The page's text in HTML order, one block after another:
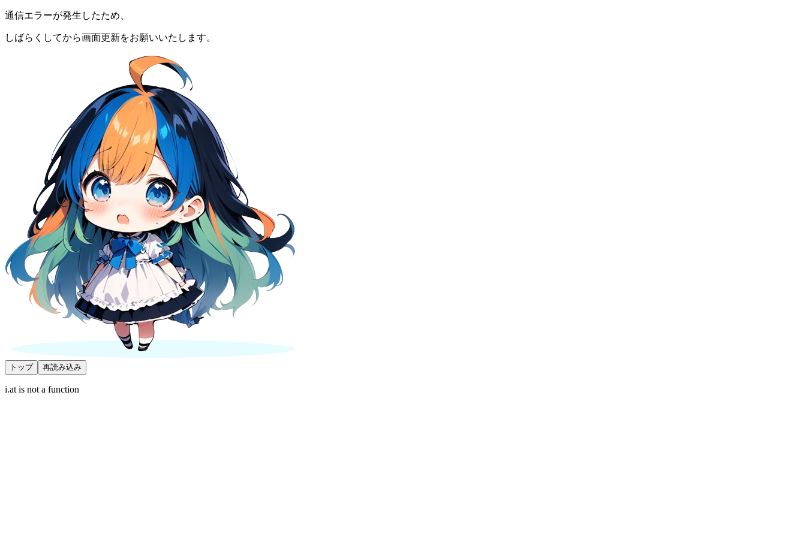
通信エラーが発生したため、
しばらくしてから画面更新をお願いいたします。
トップ 再読み込み
i.at is not a function